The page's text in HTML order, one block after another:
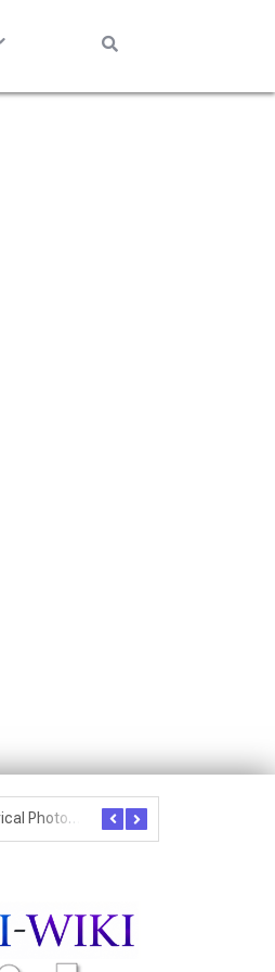
Exploring Historical Photos – Postcard from the Kwantung Army